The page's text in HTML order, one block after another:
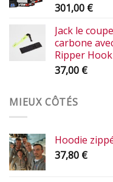
301,00 €
Jack le
carbone
Ripper
37,00 €
MIEUX CÔTÉS
Hoodie
37,80 €